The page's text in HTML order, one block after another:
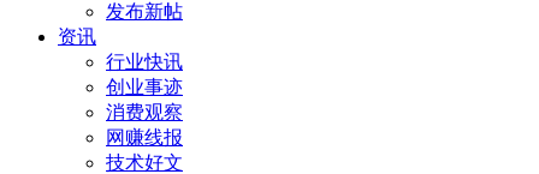
发布新帖
资讯
行业快讯
创业事迹
消费观察
网赚线报
技术好文